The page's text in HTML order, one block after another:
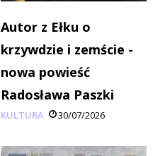
Autor z Ełku o
krzywdzie i zemście -
nowa powieść
Radosława Paszki
KULTURA 30/07/2026